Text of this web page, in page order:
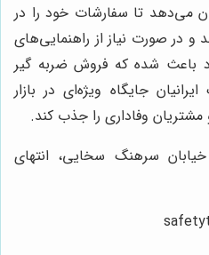
می‌دهد تا سفارشات خود را در
و در صورت نیاز از راهنمایی‌های
باعث شده که فروش ضربه گیر
جایگاه ویژه‌ای در بازار
وفاداری را جذب کند.
سرهنگ سخایی، انتهای